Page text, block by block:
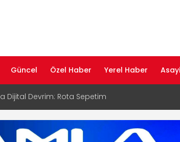
Güncel Özel Haber Yerel Haber
Bölge Müdürü Makam Koltuğunu
Rehberi ile Google ve Yapay Zeka
Öne Çıkın